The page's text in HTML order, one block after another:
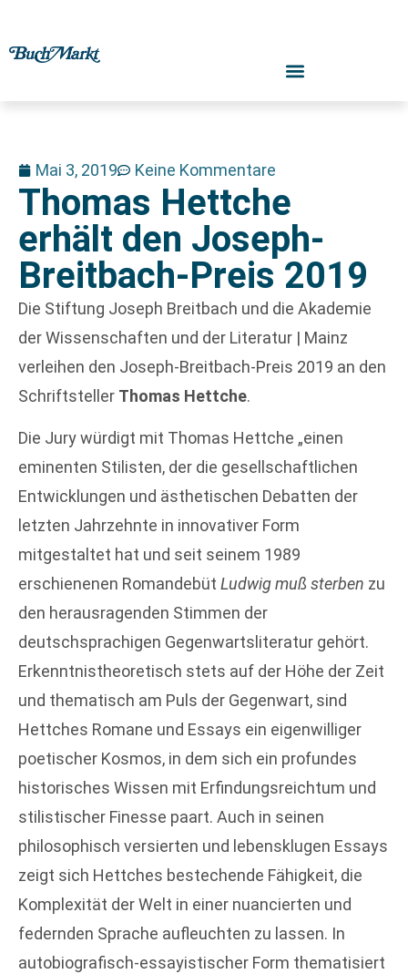
Mai 3, 2019 Keine Kommentare
Thomas Hettche
erhält den Joseph-
Breitbach-Preis 2019
Die Stiftung Joseph Breitbach und die Akademie
der Wissenschaften und der Literatur | Mainz
verleihen den Joseph-Breitbach-Preis 2019 an den
Schriftsteller Thomas Hettche.
Die Jury würdigt mit Thomas Hettche „einen
eminenten Stilisten, der die gesellschaftlichen
Entwicklungen und ­ästhetischen Debatten der
letzten Jahrzehnte in innovativer Form
mitgestaltet hat und seit seinem 1989
erschienenen Romandebüt Ludwig muß sterben zu
den heraus­ragenden Stimmen der
deutschsprachigen Gegenwartsliteratur gehört.
Erkenntnistheoretisch stets auf der Höhe der Zeit
und thematisch am Puls der Gegenwart, sind
Hettches Romane und Essays ein eigenwilliger
poetischer Kosmos, in dem sich ein profundes
historisches Wissen mit Erfindungsreichtum und
stilistischer Finesse paart. Auch in seinen
philosophisch versierten und lebensklugen Essays
zeigt sich Hettches bestechende Fähigkeit, die
Komplexität der Welt in einer nuancierten und
federnden Sprache aufleuchten zu lassen. In
autobiografisch-essayistischer Form thematisiert